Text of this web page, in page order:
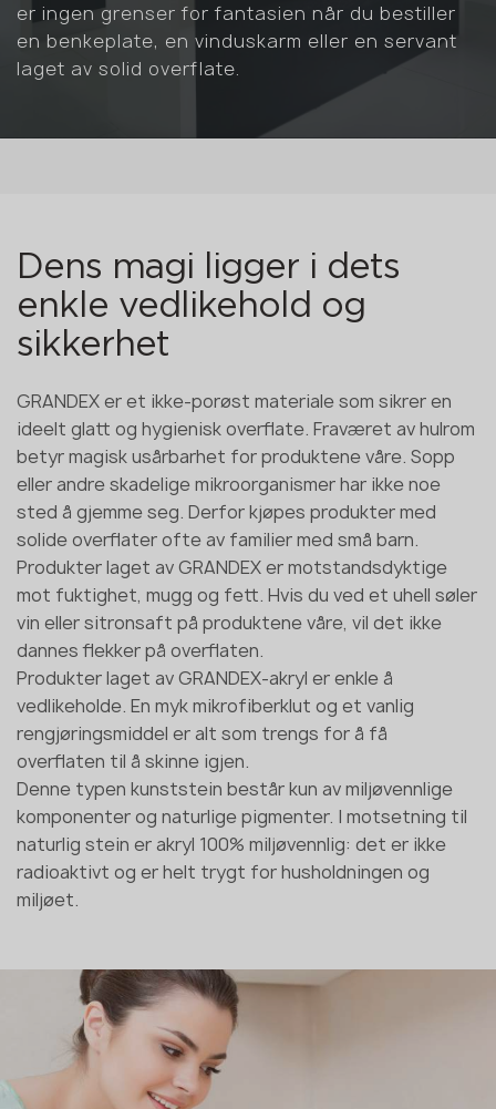
er ingen grenser for fantasien når du bestiller
en benkeplate, en vinduskarm eller en servant
laget av solid overflate.
Dens magi ligger i dets
enkle vedlikehold og
sikkerhet
GRANDEX er et ikke-porøst materiale som sikrer en
ideelt glatt og hygienisk overflate. Fraværet av hulrom
betyr magisk usårbarhet for produktene våre. Sopp
eller andre skadelige mikroorganismer har ikke noe
sted å gjemme seg. Derfor kjøpes produkter med
solide overflater ofte av familier med små barn.
Produkter laget av GRANDEX er motstandsdyktige
mot fuktighet, mugg og fett. Hvis du ved et uhell søler
vin eller sitronsaft på produktene våre, vil det ikke
dannes flekker på overflaten.
Produkter laget av GRANDEX-akryl er enkle å
vedlikeholde. En myk mikrofiberklut og et vanlig
rengjøringsmiddel er alt som trengs for å få
overflaten til å skinne igjen.
Denne typen kunststein består kun av miljøvennlige
komponenter og naturlige pigmenter. I motsetning til
naturlig stein er akryl 100% miljøvennlig: det er ikke
radioaktivt og er helt trygt for husholdningen og
miljøet.